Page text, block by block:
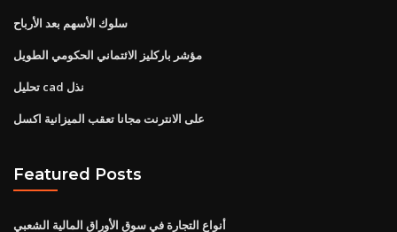
سلوك الأسهم بعد الأرباح
مؤشر باركليز الائتماني الحكومي الطويل
تحليل cad نذل
على الانترنت مجانا تعقب الميزانية اكسل
Featured Posts
أنواع التجارة في سوق الأوراق المالية الشعبي